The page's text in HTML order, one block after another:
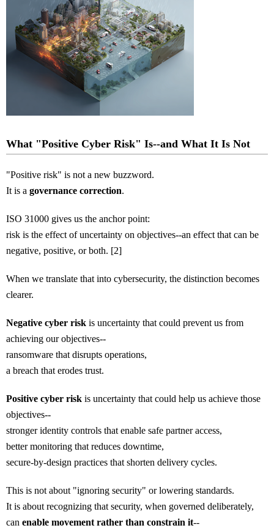
What "Positive Cyber Risk" Is--and What It Is Not
"Positive risk" is not a new buzzword.
It is a governance correction.
ISO 31000 gives us the anchor point:
risk is the effect of uncertainty on objectives--an effect that can be
negative, positive, or both. [2]
When we translate that into cybersecurity, the distinction becomes
clearer.
Negative cyber risk is uncertainty that could prevent us from
achieving our objectives--
ransomware that disrupts operations,
a breach that erodes trust.
Positive cyber risk is uncertainty that could help us achieve those
objectives--
stronger identity controls that enable safe partner access,
better monitoring that reduces downtime,
secure-by-design practices that shorten delivery cycles.
This is not about "ignoring security" or lowering standards.
It is about recognizing that security, when governed deliberately,
can enable movement rather than constrain it--